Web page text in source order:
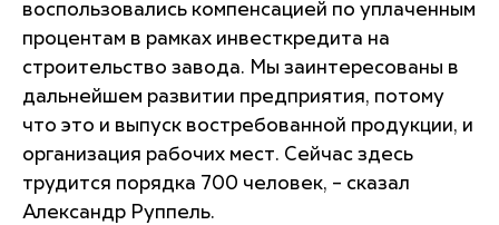
воспользовались компенсацией по уплаченным
процентам в рамках инвесткредита на
строительство завода. Мы заинтересованы в
дальнейшем развитии предприятия, потому
что это и выпуск востребованной продукции, и
организация рабочих мест. Сейчас здесь
трудится порядка 700 человек, – сказал
Александр Руппель.